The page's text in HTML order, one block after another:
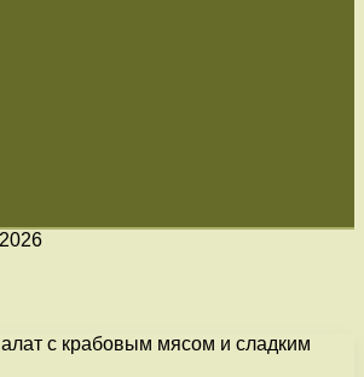
с крабовым мясом и сладким